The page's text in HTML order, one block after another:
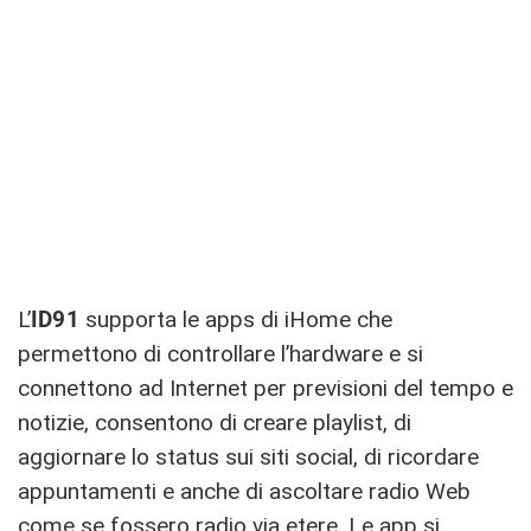
L’ID91 supporta le apps di iHome che
permettono di controllare l’hardware e si
connettono ad Internet per previsioni del tempo e
notizie, consentono di creare playlist, di
aggiornare lo status sui siti social, di ricordare
appuntamenti e anche di ascoltare radio Web
come se fossero radio via etere. Le app si